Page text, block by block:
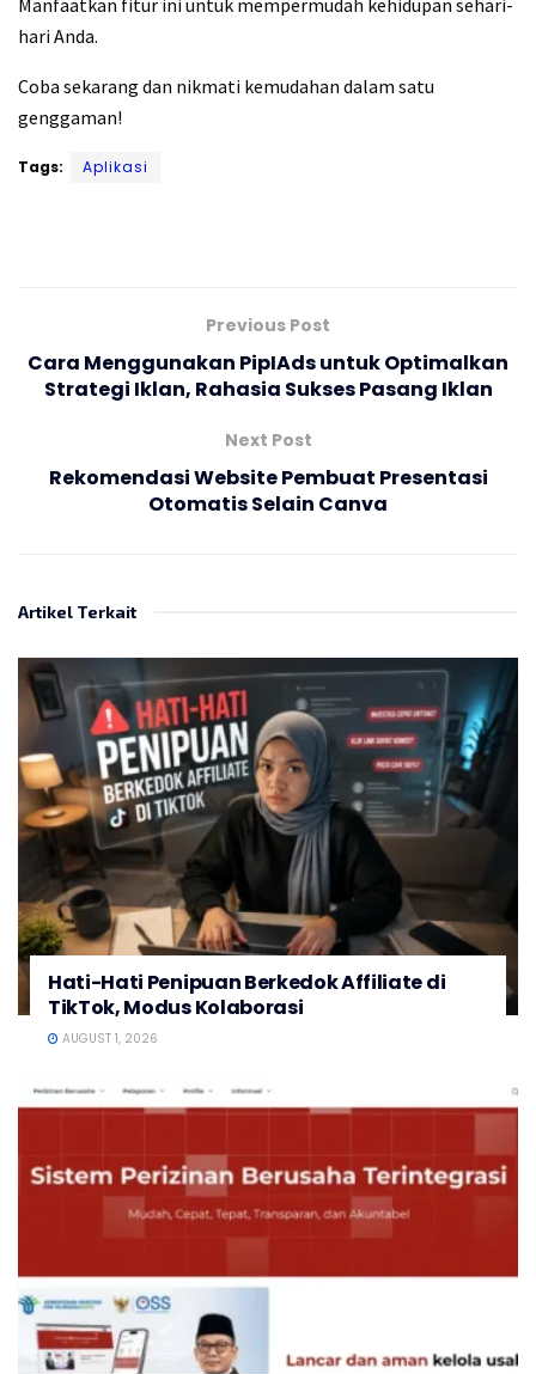
Manfaatkan fitur ini untuk mempermudah kehidupan sehari-
hari Anda.
Coba sekarang dan nikmati kemudahan dalam satu
genggaman!
Tags: Aplikasi
Previous Post
Cara Menggunakan PipIAds untuk Optimalkan
Strategi Iklan, Rahasia Sukses Pasang Iklan
Next Post
Rekomendasi Website Pembuat Presentasi
Otomatis Selain Canva
Artikel Terkait
Hati-Hati Penipuan Berkedok Affiliate di
TikTok, Modus Kolaborasi
AUGUST 1, 2026